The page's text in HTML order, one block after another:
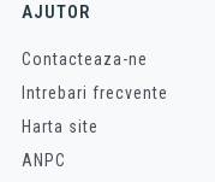
AJUTOR
Contacteaza-ne
Intrebari frecvente
Harta site
ANPC